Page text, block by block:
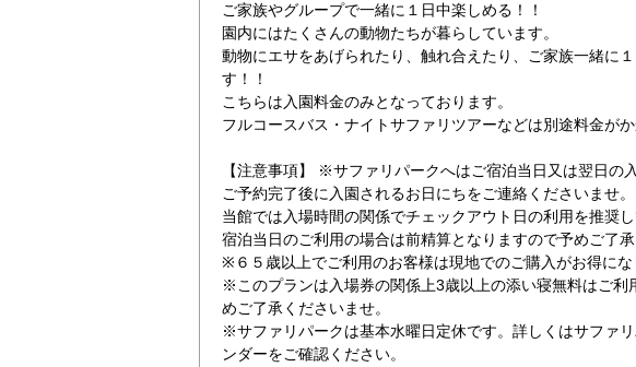
ご家族やグループで一緒に１日中楽しめる！！
園内にはたくさんの動物たちが暮らしています。
動物にエサをあげられたり、触れ合えたり、ご家族一緒に
す！！
こちらは入園料金のみとなっております。
フルコースバス・ナイトサファリツアーなどは別途料金がか
【注意事項】 ※サファリパークへはご宿泊当日又は翌日の
ご予約完了後に入園されるお日にちをご連絡くださいませ。
当館では入場時間の関係でチェックアウト日の利用を推奨し
宿泊当日のご利用の場合は前精算となりますので予めご了承
※６５歳以上でご利用のお客様は現地でのご購入がお得にな
※このプランは入場券の関係上3歳以上の添い寝無料はご利
めご了承くださいませ。
※サファリパークは基本水曜日定休です。詳しくはサファ
ンダーをご確認ください。
群馬サファリパークMAP